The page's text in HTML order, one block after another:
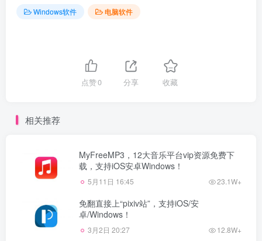
Windows软件 电脑软件
点赞0 分享 收藏
相关推荐
MyFreeMP3，12大音乐平台vip资源免费下
载，支持iOS安卓Windows！
5月11日 16:45 23.1W+
免翻直接上“pixiv站”，支持iOS/安
卓/Windows！
3月2日 20:27 12.8W+